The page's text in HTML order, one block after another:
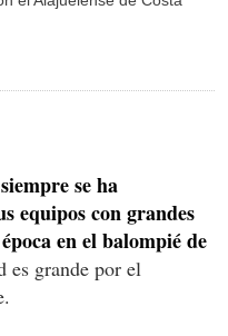
siempre se ha
equipos con grandes
en el balompié de
es grande por el